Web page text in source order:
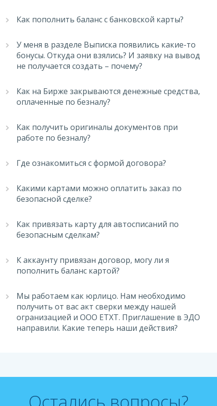
Как пополнить баланс с банковской карты?
У меня в разделе Выписка появились какие-то
бонусы. Откуда они взялись? И заявку на вывод
не получается создать – почему?
Как на Бирже закрываются денежные средства,
оплаченные по безналу?
Как получить оригиналы документов при
работе по безналу?
Где ознакомиться с формой договора?
Какими картами можно оплатить заказ по
безопасной сделке?
Как привязать карту для автосписаний по
безопасным сделкам?
К аккаунту привязан договор, могу ли я
пополнить баланс картой?
Мы работаем как юрлицо. Нам необходимо
получить от вас акт сверки между нашей
огранизацией и ООО ЕТХТ. Приглашение в ЭДО
направили. Какие теперь наши действия?